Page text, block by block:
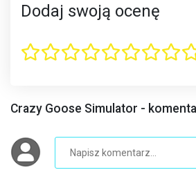
Dodaj swoją ocenę
Crazy Goose Simulator -